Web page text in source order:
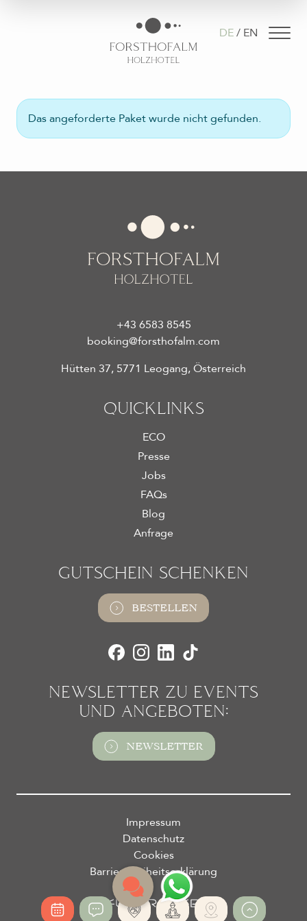
DE EN
Das angeforderte Paket wurde nicht gefunden.
GUT­SCHEIN SCHENKEN
BESTELLEN
QUICK­LINKS
ECO
Presse
Jobs
FAQs
Blog
Anfrage
+43 6583 8545
booking@forsthofalm.com
Hütten 37, 5771 Leogang, Österreich
NEWS­LETTER ZU EVENTS
UND ANGEBOTEN:
NEWSLETTER
Impressum
Datenschutz
Cookies
Barrierefreiheitserklärung